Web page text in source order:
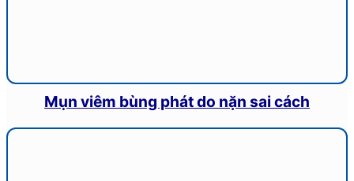
Mụn viêm bùng phát do nặn sai cách